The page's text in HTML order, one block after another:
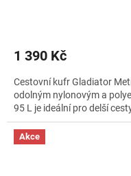
1 390 Kč
Cestovní kufr Gladiator
odolným nylonovým a
95 L je ideální pro delší
Akce